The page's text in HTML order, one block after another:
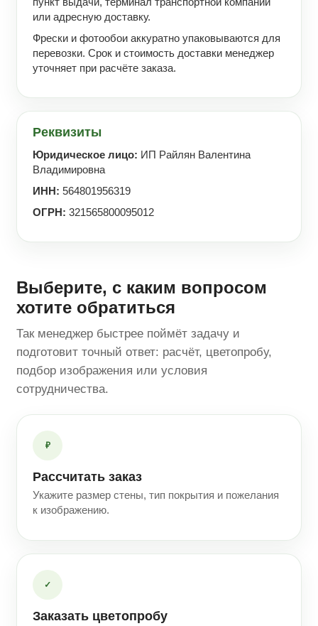
или адресную доставку.
Фрески и фотообои аккуратно упаковываются для
перевозки. Срок и стоимость доставки менеджер
уточняет при расчёте заказа.
Реквизиты
Юридическое лицо: ИП Райлян Валентина
Владимировна
ИНН: 564801956319
ОГРН: 321565800095012
Выберите, с каким вопросом
хотите обратиться
Так менеджер быстрее поймёт задачу и
подготовит точный ответ: расчёт, цветопробу,
подбор изображения или условия
сотрудничества.
₽
Рассчитать заказ
Укажите размер стены, тип покрытия и пожелания
к изображению.
✓
Заказать цветопробу